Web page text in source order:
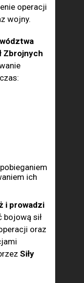
operacji
wojny.
Zbrojnych
ich
i prowadzi
bojową sił
oraz
Siły